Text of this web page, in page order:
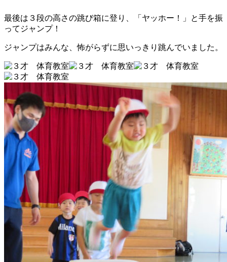
最後は３段の高さの跳び箱に登り、「ヤッホー！」と手を振
ってジャンプ！
ジャンプはみんな、怖がらずに思いっきり跳んでいました。